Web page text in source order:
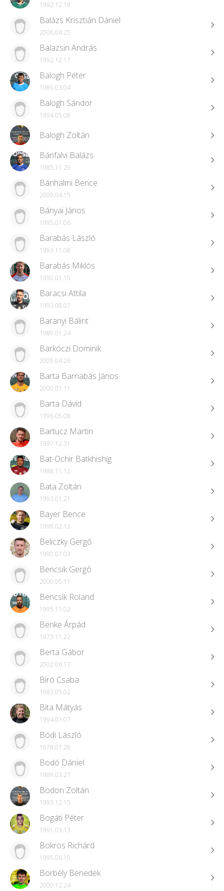
1992.12.18
Balázs Krisztián Dániel
2006.04.25
Balazsin András
1992.12.17
Balogh Péter
1989.03.04
Balogh Sándor
1994.05.08
Balogh Zoltán
Bánfalvi Balázs
1985.11.29
Bánhalmi Bence
2009.04.15
Bányai János
1995.01.06
Barabás László
1993.11.08
Barabás Miklós
1990.01.15
Baracsi Attila
1993.08.07
Baranyi Bálint
1989.01.24
Barkóczi Dominik
2009.04.26
Barta Barnabás János
2000.01.11
Barta Dávid
1996.05.08
Bartucz Martin
1997.12.31
Bat-Ochir Batkhishig
1988.11.12
Bata Zoltán
1993.01.21
Bayer Bence
1998.02.13
Beliczky Gergő
1990.07.03
Bencsik Gergő
2000.05.11
Bencsik Roland
1995.11.02
Benke Árpád
1973.11.22
Berta Gábor
2002.06.17
Biró Csaba
1983.05.02
Bita Mátyás
1994.01.07
Bódi László
1978.07.28
Bodó Dániel
1989.03.27
Bodon Zoltán
1993.12.15
Bogáti Péter
1991.03.13
Bokros Richárd
1995.06.15
Borbély Benedek
2000.12.24